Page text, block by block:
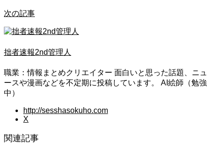
次の記事
拙者速報2nd管理人
職業：情報まとめクリエイター 面白いと思った話題、ニュ
ースや漫画などを不定期に投稿しています。 AI絵師（勉強
中）
http://sesshasokuho.com
X
関連記事